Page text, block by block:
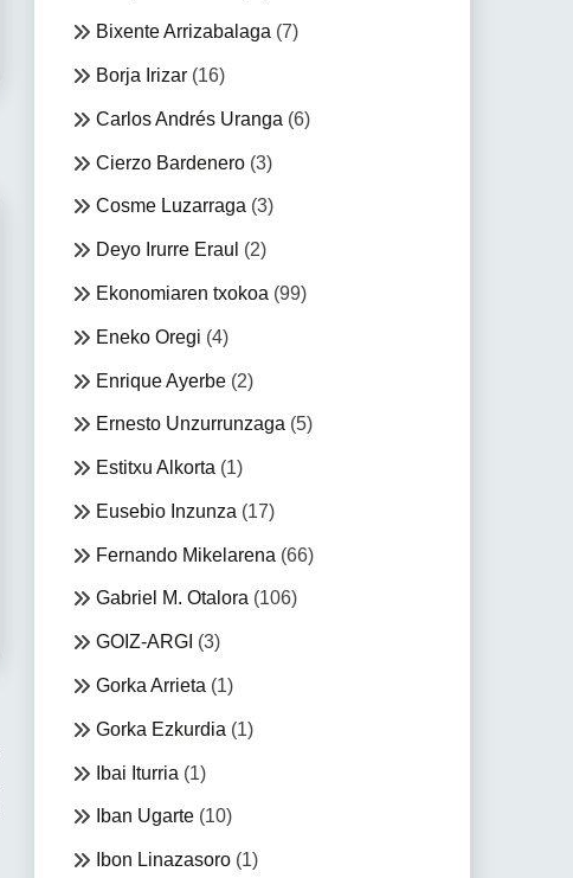
Bixente Arrizabalaga (7)
Borja Irizar(16)
Carlos Andrés Uranga (6)
Cierzo Bardenero(3)
Cosme Luzarraga (3)
Deyo Irurre Eraul (2)
Ekonomiaren txokoa (99)
Eneko Oregi (4)
Enrique Ayerbe(2)
Ernesto Unzurrunzaga (5)
Estitxu Alkorta (1)
Eusebio Inzunza (17)
Fernando Mikelarena (66)
Gabriel M. Otalora(106)
GOIZ-ARGI (3)
Gorka Arrieta (1)
Gorka Ezkurdia (1)
Ibai Iturria (1)
Iban Ugarte(10)
Ibon Linazasoro(1)